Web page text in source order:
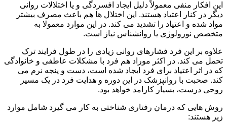
این افکار منفی معمولاً دلیل ایجاد افسردگی و یا اختلالات روانی
دیگر در کنار اعتیاد هستند. این اختلال ها هم باعث مصرف بیشتر
مواد شده و اعتیاد را تشدید می کند. در این موارد معمولا به
متخصص نورولوژی یا روانشناس نیاز است.
علاوه بر این فرد فشارهای روانی زیادی را در طول فرایند ترک
تحمل می کند. در اکثر موراد هم فرد با مشکلات عاطفی و خانوادگی
که در اثر اعتیاد برای فرد ایجاد شده است، دست و پنجه نرم می
کند. صحبت با روانپزشک در این دوره و هدایت فرد در یک مسیر
روحی درست، بسیار کارامد خواهد بود.
روش هایی که درمان رفتاری شناختی به کار می گیرد شامل موارد
زیر هستند: